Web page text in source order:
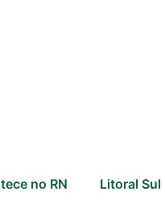
no RN Litoral Sul